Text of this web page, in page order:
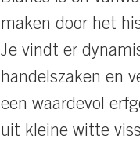
maken door het
Je vindt er
handelszaken en
een waardevol
uit kleine witte